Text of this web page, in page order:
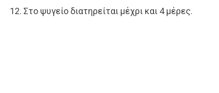
12. Στο ψυγείο διατηρείται μέχρι και 4 μέρες.